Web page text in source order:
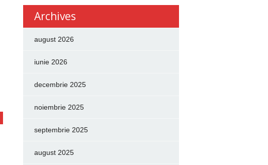
Archives
august 2026
iunie 2026
decembrie 2025
noiembrie 2025
septembrie 2025
august 2025